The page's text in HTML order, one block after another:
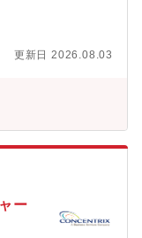
す。グループ各社か
生産性および事業
メンバー指導・育
係部門と連携し組
ます。【人物
を発揮できる方・
方・将来的にチー
に、事業や経営に
更新日 2026.08.03
ー